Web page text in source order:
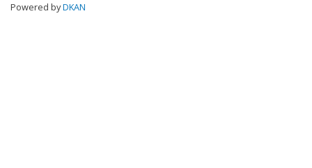
Powered byDKAN